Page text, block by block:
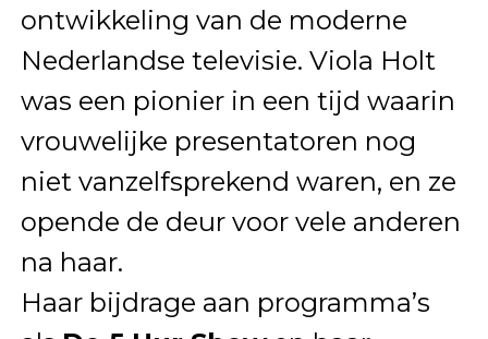
ontwikkeling van de moderne
Nederlandse televisie. Viola Holt
was een pionier in een tijd waarin
vrouwelijke presentatoren nog
niet vanzelfsprekend waren, en ze
opende de deur voor vele anderen
na haar.
Haar bijdrage aan programma’s